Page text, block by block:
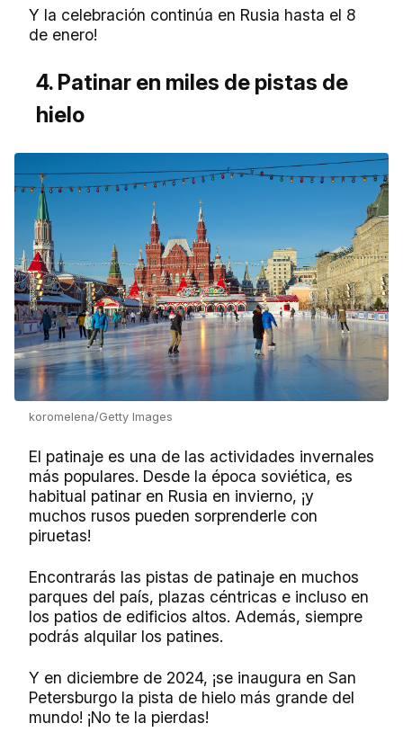
Y la celebración continúa en Rusia hasta el 8
de enero!
4. Patinar en miles de pistas de
hielo
koromelena/Getty Images
El patinaje es una de las actividades invernales
más populares. Desde la época soviética, es
habitual patinar en Rusia en invierno, ¡y
muchos rusos pueden sorprenderle con
piruetas!
Encontrarás las pistas de patinaje en muchos
parques del país, plazas céntricas e incluso en
los patios de edificios altos. Además, siempre
podrás alquilar los patines.
Y en diciembre de 2024, ¡se inaugura en San
Petersburgo la pista de hielo más grande del
mundo! ¡No te la pierdas!